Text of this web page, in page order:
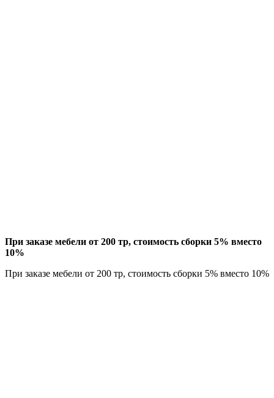
При заказе мебели от 200 тр, стоимость сборки 5% вместо
10%
При заказе мебели от 200 тр, стоимость сборки 5% вместо 10%